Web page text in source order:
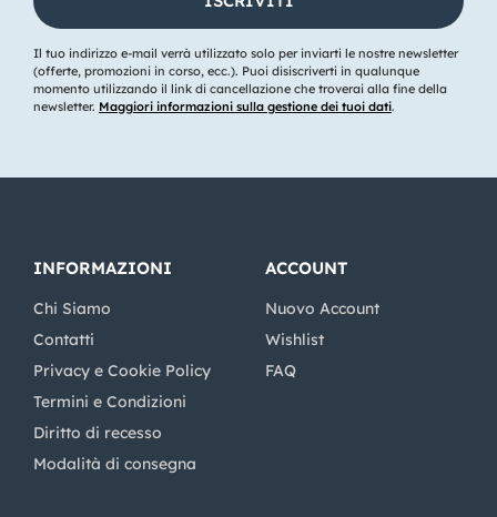
Il tuo indirizzo e-mail verrà utilizzato solo per inviarti le nostre newsletter
(offerte, promozioni in corso, ecc.). Puoi disiscriverti in qualunque
momento utilizzando il link di cancellazione che troverai alla fine della
newsletter. Maggiori informazioni sulla gestione dei tuoi dati.
INFORMAZIONI
Chi Siamo
Contatti
Privacy e Cookie Policy
Termini e Condizioni
Diritto di recesso
Modalità di consegna
ACCOUNT
Nuovo Account
Wishlist
FAQ